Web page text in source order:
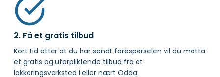
2. Få et gratis tilbud
Kort tid etter at du har sendt forespørselen vil du motta
et gratis og uforpliktende tilbud fra et
lakkeringsverksted i eller nært Odda.